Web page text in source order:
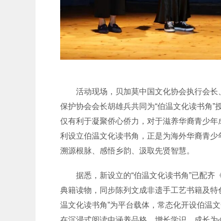
活动现场，贝加莫中国文化协会执行会长
保护协会会长胡雄兵共同为“伯温文化读书角
仅有利于凝聚侨心侨力，对于滋养华裔青少
利设立伯温文化读书角，正是为海外华裔青
溯源根脉、感悟乡韵、汲取先贤智慧。
据悉，新设立的“伯温文化读书角”已配齐
典籍读物，同步陈列文成非遗手工艺书籍及
温文化读书角”为平台载体，常态化开设伯温